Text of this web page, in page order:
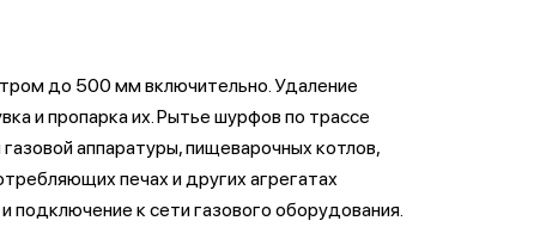
до 500 мм включительно. Удаление
и пропарка их. Рытье шурфов по трассе
аппаратуры, пищеварочных котлов,
печах и других агрегатах
подключение к сети газового оборудования.